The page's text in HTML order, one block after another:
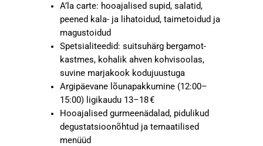
A’la carte: hooajalised supid, salatid,
peened kala- ja lihatoidud, taimetoidud ja
magustoidud
Spetsialiteedid: suitsuhärg bergamot-
kastmes, kohalik ahven kohvisoolas,
suvine marjakook kodujuustuga
Argipäevane lõunapakkumine (12:00–
15:00) ligikaudu 13–18 €
Hooajalised gurmeenädalad, pidulikud
degustatsioonõhtud ja temaatilised
menüüd